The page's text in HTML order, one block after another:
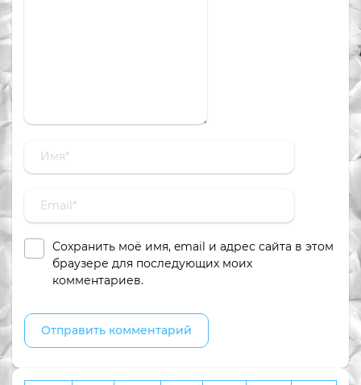
Сохранить моё имя, email и адрес сайта в этом
браузере для последующих моих
комментариев.